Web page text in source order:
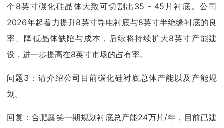
个8英寸碳化硅晶体大致可切割出35 - 45片衬底。公司
2026年起着力提升8英寸导电衬底与8英寸半绝缘衬底的良
率、降低晶体缺陷与成本，后续将持续扩大8英寸产能建
设，进一步提高在8英寸市场的占有率。
问题3：请介绍公司目前碳化硅衬底总体产能以及产能规
划。
回复：合肥露笑一期规划衬底总产能24万片/年，目前已建